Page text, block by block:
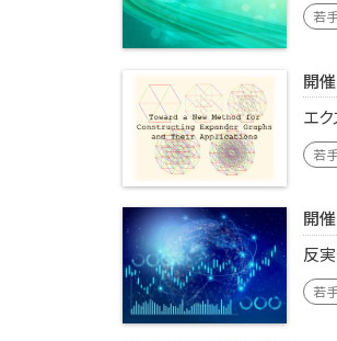
若
開
エ
若
開
反
若